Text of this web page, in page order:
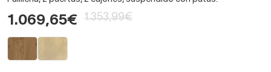
1.069,65€ 1.353,99€